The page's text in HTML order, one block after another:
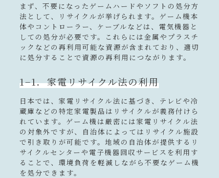
まず、不要になったゲームハードやソフトの処分方
法として、リサイクルが挙げられます。ゲーム機本
体やコントローラー、ケーブルなどは、電気機器と
しての処分が必要です。これらには金属やプラスチ
ックなどの再利用可能な資源が含まれており、適切
に処分することで資源の再利用につながります。
1−1．家電リサイクル法の利用
日本では、家電リサイクル法に基づき、テレビや冷
蔵庫などの特定家電製品はリサイクルが義務付けら
れています。ゲーム機は厳密には家電リサイクル法
の対象外ですが、自治体によってはリサイクル施設
で引き取りが可能です。地域の自治体が提供するリ
サイクルセンターや電子機器回収サービスを利用す
ることで、環境負荷を軽減しながら不要なゲーム機
を処分できます。